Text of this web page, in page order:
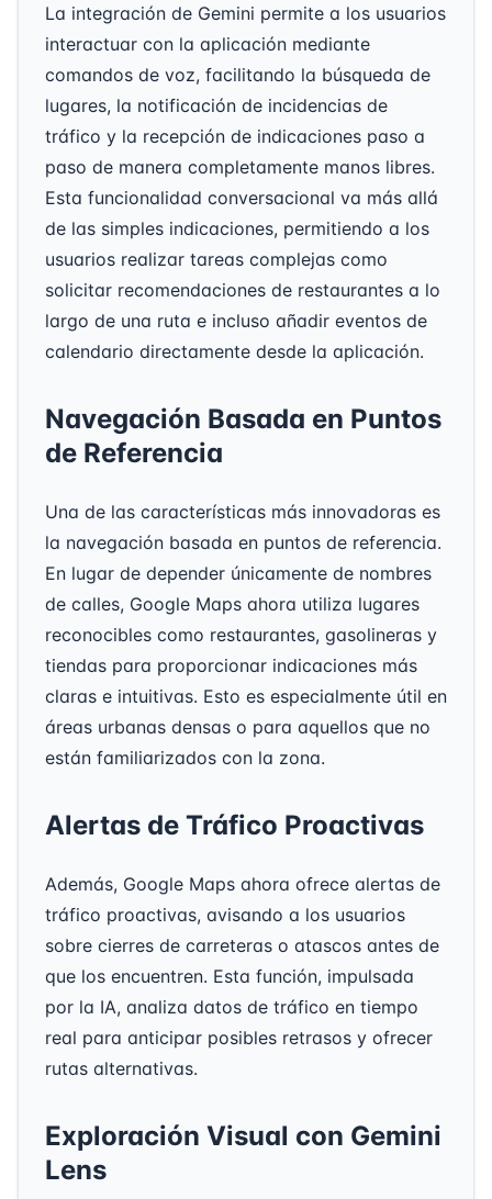
La integración de Gemini permite a los usuarios
interactuar con la aplicación mediante
comandos de voz, facilitando la búsqueda de
lugares, la notificación de incidencias de
tráfico y la recepción de indicaciones paso a
paso de manera completamente manos libres.
Esta funcionalidad conversacional va más allá
de las simples indicaciones, permitiendo a los
usuarios realizar tareas complejas como
solicitar recomendaciones de restaurantes a lo
largo de una ruta e incluso añadir eventos de
calendario directamente desde la aplicación.
Navegación Basada en Puntos
de Referencia
Una de las características más innovadoras es
la navegación basada en puntos de referencia.
En lugar de depender únicamente de nombres
de calles, Google Maps ahora utiliza lugares
reconocibles como restaurantes, gasolineras y
tiendas para proporcionar indicaciones más
claras e intuitivas. Esto es especialmente útil en
áreas urbanas densas o para aquellos que no
están familiarizados con la zona.
Alertas de Tráfico Proactivas
Además, Google Maps ahora ofrece alertas de
tráfico proactivas, avisando a los usuarios
sobre cierres de carreteras o atascos antes de
que los encuentren. Esta función, impulsada
por la IA, analiza datos de tráfico en tiempo
real para anticipar posibles retrasos y ofrecer
rutas alternativas.
Exploración Visual con Gemini
Lens